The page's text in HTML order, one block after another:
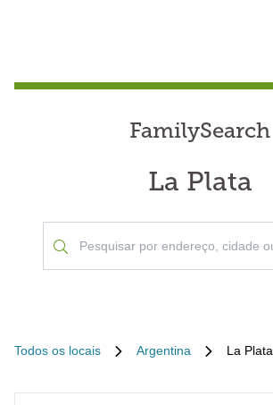
FamilySearch
La Plata
Todos os locais Argentina La Plata